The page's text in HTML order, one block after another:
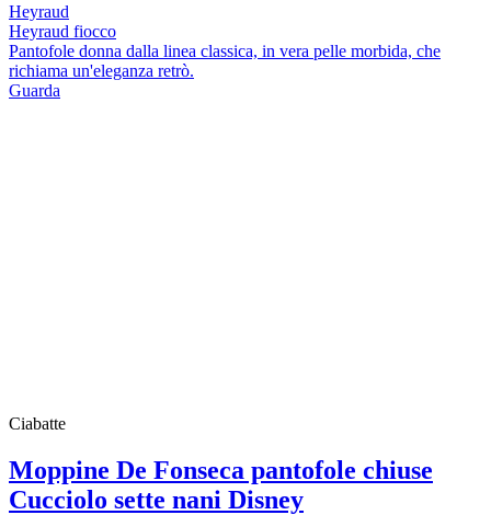
Heyraud
Heyraud fiocco
Pantofole donna dalla linea classica, in vera pelle morbida, che
richiama un'eleganza retrò.
Guarda
Ciabatte
Moppine De Fonseca pantofole chiuse
Cucciolo sette nani Disney